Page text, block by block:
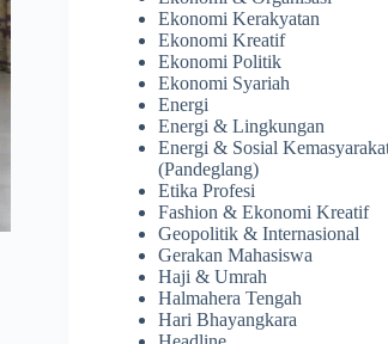
Ekonomi Kerakyatan
Ekonomi Kreatif
Ekonomi Politik
Ekonomi Syariah
Energi
Energi & Lingkungan
Energi & Sosial
(Pandeglang)
Etika Profesi
Fashion & Ekonomi Kreatif
Geopolitik & Internasional
Gerakan Mahasiswa
Haji & Umrah
Halmahera Tengah
Hari Bhayangkara